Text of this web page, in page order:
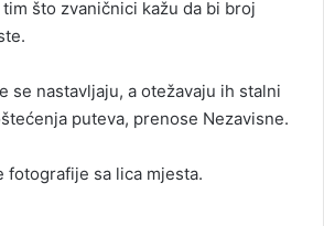
što zvaničnici kažu da bi broj
se nastavljaju, a otežavaju ih stalni
puteva, prenose Nezavisne.
fotografije sa lica mjesta.